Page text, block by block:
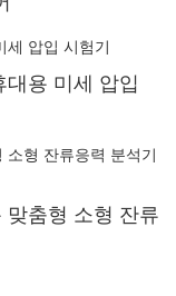
용 미세 압입
맞춤형 소형 잔류